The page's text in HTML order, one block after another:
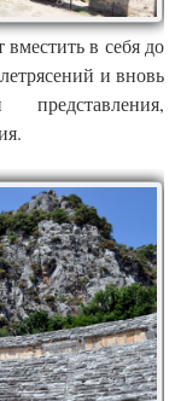
в себя до
и вновь
представления,